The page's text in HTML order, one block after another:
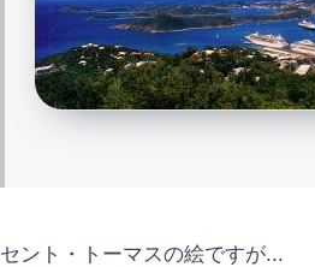
セント・トーマスの絵ですが...